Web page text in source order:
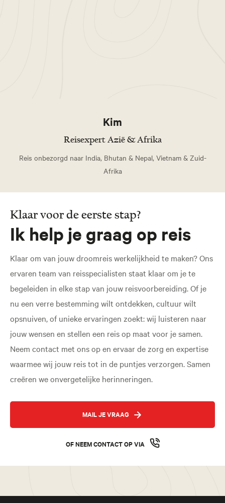
Favoriet
Nieuw Borneo Rondreis - 16 dagen
Land of the Hornbills
Verken tropische regenwouden, ontmoet orang-oetans en
ontdek de rijke biodiversiteit van Borneo.
Botswana & Zambia Rondreis - 11 dagen
Van de Okavango Delta tot de Victoriawatervallen: een
Kim
Reisexpert Azië & Afrika
Reis onbezorgd naar India, Bhutan & Nepal, Vietnam & Zuid-
Afrika
Klaar voor de eerste stap?
Ik help je graag op reis
Klaar om van jouw droomreis werkelijkheid te maken? Ons
ervaren team van reisspecialisten staat klaar om je te
begeleiden in elke stap van jouw reisvoorbereiding. Of je
nu een verre bestemming wilt ontdekken, cultuur wilt
opsnuiven, of unieke ervaringen zoekt: wij luisteren naar
jouw wensen en stellen een reis op maat voor je samen.
Neem contact met ons op en ervaar de zorg en expertise
waarmee wij jouw reis tot in de puntjes verzorgen. Samen
creëren we onvergetelijke herinneringen.
MAIL JE VRAAG
OF NEEM CONTACT OP VIA